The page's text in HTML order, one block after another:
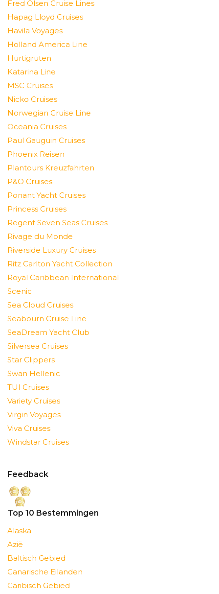
Fred Olsen Cruise Lines
Hapag Lloyd Cruises
Havila Voyages
Holland America Line
Hurtigruten
Katarina Line
MSC Cruises
Nicko Cruises
Norwegian Cruise Line
Oceania Cruises
Paul Gauguin Cruises
Phoenix Reisen
Plantours Kreuzfahrten
P&O Cruises
Ponant Yacht Cruises
Princess Cruises
Regent Seven Seas Cruises
Rivage du Monde
Riverside Luxury Cruises
Ritz Carlton Yacht Collection
Royal Caribbean International
Scenic
Sea Cloud Cruises
Seabourn Cruise Line
SeaDream Yacht Club
Silversea Cruises
Star Clippers
Swan Hellenic
TUI Cruises
Variety Cruises
Virgin Voyages
Viva Cruises
Windstar Cruises
Feedback
Top 10 Bestemmingen
Alaska
Azië
Baltisch Gebied
Canarische Eilanden
Caribisch Gebied